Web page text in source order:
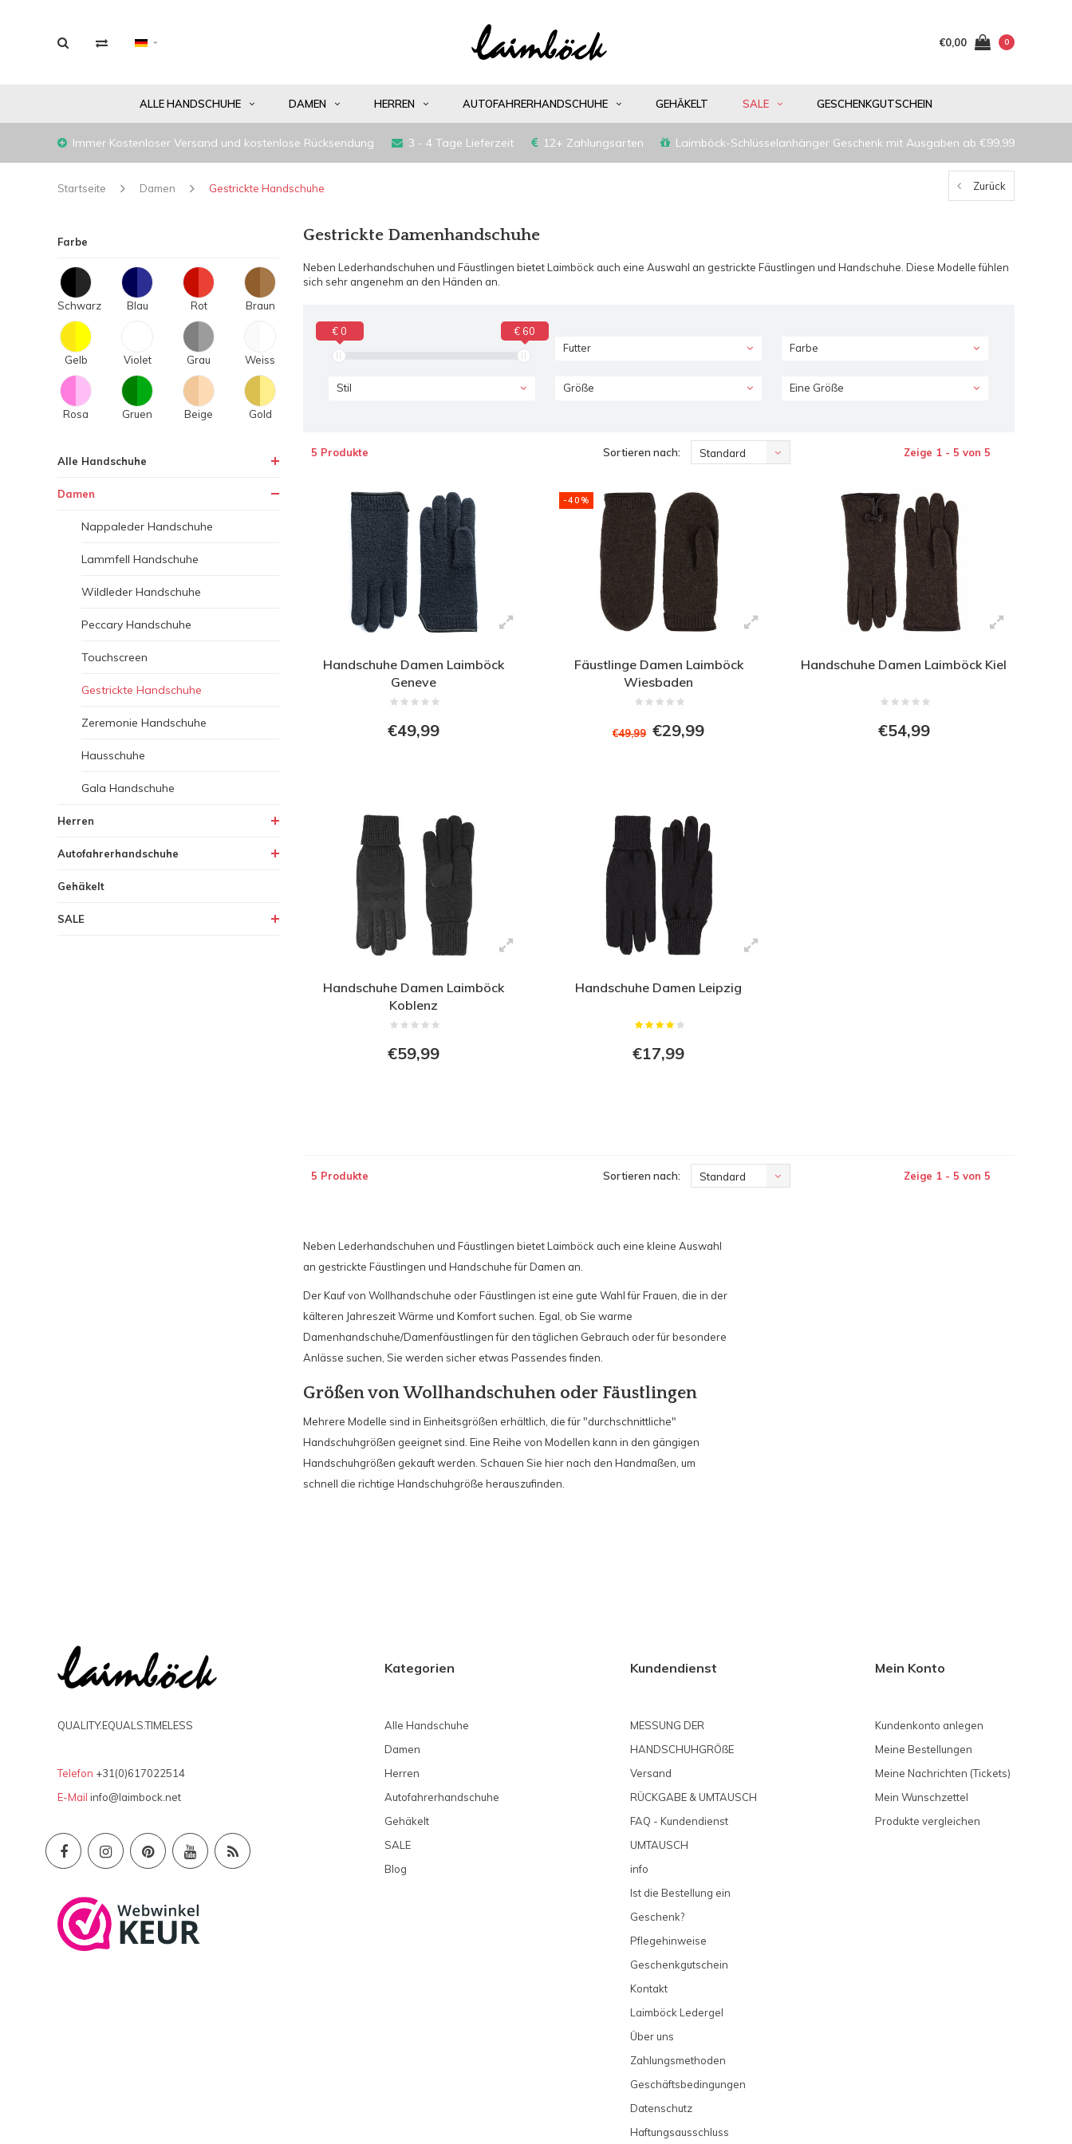
€0,00 0
ALLE HANDSCHUHE DAMEN HERREN AUTOFAHRERHANDSCHUHE GEHÄKELT SALE GESCHENKGUTSCHEIN
Immer Kostenloser Versand und kostenlose Rücksendung 3 - 4 Tage Lieferzeit 12+ Zahlungsarten Laimböck-Schlüsselanhänger Geschenk mit Ausgaben ab €99,99
Startseite Damen Gestrickte Handschuhe Zurück
Farbe
Schwarz Blau Rot Braun
Gelb Violet Grau Weiss
Rosa Gruen Beige Gold
Alle Handschuhe
Damen
Nappaleder Handschuhe
Lammfell Handschuhe
Wildleder Handschuhe
Peccary Handschuhe
Touchscreen
Gestrickte Handschuhe
Zeremonie Handschuhe
Hausschuhe
Gala Handschuhe
Herren
Autofahrerhandschuhe
Gehäkelt
SALE
Gestrickte Damenhandschuhe
Neben Lederhandschuhen und Fäustlingen bietet Laimböck auch eine Auswahl an gestrickte Fäustlingen und Handschuhe. Diese Modelle fühlen
sich sehr angenehm an den Händen an.
€ 0
€ 60
Futter
Farbe
Stil Größe Eine Größe
5 Produkte Sortieren nach: Standard Zeige 1 - 5 von 5
Handschuhe Damen Laimböck
Geneve
€49,99
-40%
Fäustlinge Damen Laimböck
Wiesbaden
€49,99 €29,99
Handschuhe Damen Laimböck Kiel
€54,99
Handschuhe Damen Laimböck
Koblenz
€59,99
Handschuhe Damen Leipzig
€17,99
5 Produkte Sortieren nach: Standard Zeige 1 - 5 von 5
Neben Lederhandschuhen und Fäustlingen bietet Laimböck auch eine kleine Auswahl
an gestrickte Fäustlingen und Handschuhe für Damen an.
Der Kauf von Wollhandschuhe oder Fäustlingen ist eine gute Wahl für Frauen, die in der
kälteren Jahreszeit Wärme und Komfort suchen. Egal, ob Sie warme
Damenhandschuhe/Damenfäustlingen für den täglichen Gebrauch oder für besondere
Anlässe suchen, Sie werden sicher etwas Passendes finden.
Größen von Wollhandschuhen oder Fäustlingen
Mehrere Modelle sind in Einheitsgrößen erhältlich, die für "durchschnittliche"
Handschuhgrößen geeignet sind. Eine Reihe von Modellen kann in den gängigen
Handschuhgrößen gekauft werden. Schauen Sie hier nach den Handmaßen, um
schnell die richtige Handschuhgröße herauszufinden.
QUALITY.EQUALS.TIMELESS
Telefon +31(0)617022514
E-Mail info@laimbock.net
Kategorien
Alle Handschuhe
Damen
Herren
Autofahrerhandschuhe
Gehäkelt
SALE
Blog
Kundendienst
MESSUNG DER
HANDSCHUHGRÖßE
Versand
RÜCKGABE & UMTAUSCH
FAQ - Kundendienst
UMTAUSCH
info
Ist die Bestellung ein
Geschenk?
Pflegehinweise
Geschenkgutschein
Kontakt
Laimböck Ledergel
Über uns
Zahlungsmethoden
Geschäftsbedingungen
Datenschutz
Haftungsausschluss
Mein Konto
Kundenkonto anlegen
Meine Bestellungen
Meine Nachrichten (Tickets)
Mein Wunschzettel
Produkte vergleichen